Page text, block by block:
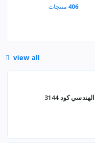
406 منتجات
view all
كود 3144